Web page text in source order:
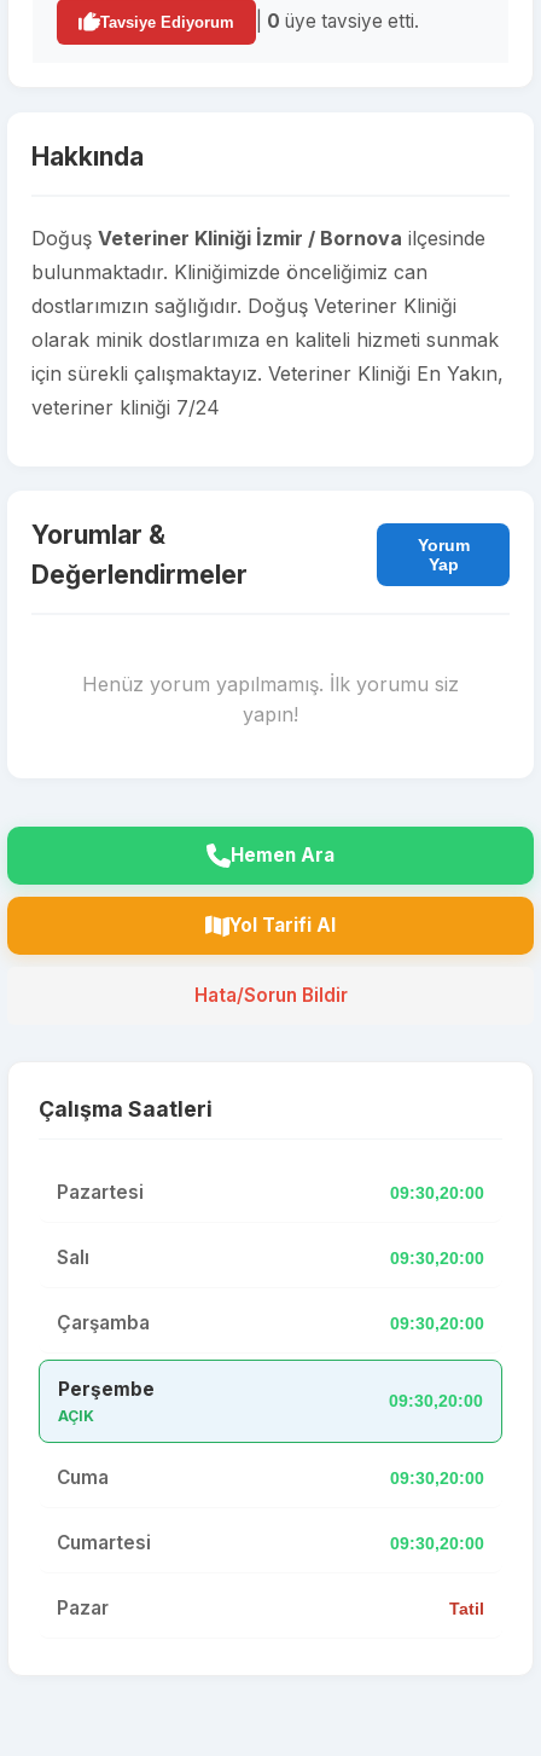
Tavsiye Ediyorum 0 üye tavsiye etti.
Hakkında
Doğuş Veteriner Kliniği İzmir / Bornova ilçesinde
bulunmaktadır. Kliniğimizde önceliğimiz can
dostlarımızın sağlığıdır. Doğuş Veteriner Kliniği
olarak minik dostlarımıza en kaliteli hizmeti sunmak
için sürekli çalışmaktayız. Veteriner Kliniği En Yakın,
veteriner kliniği 7/24
Yorumlar &
Değerlendirmeler
Yorum
Yap
Henüz yorum yapılmamış. İlk yorumu siz
yapın!
Hemen Ara
Yol Tarifi Al
Hata/Sorun Bildir
Çalışma Saatleri
Pazartesi 09:30,20:00
Salı 09:30,20:00
Çarşamba 09:30,20:00
Perşembe
AÇIK
09:30,20:00
Cuma 09:30,20:00
Cumartesi 09:30,20:00
Pazar Tatil